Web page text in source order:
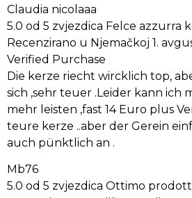
Claudia nicolaaa
5.0 od 5 zvjezdica Felce azzurra
Recenzirano u Njemačkoj 1.
Verified Purchase
Die kerze riecht wircklich top,
sich ,sehr teuer .Leider kann ich
mehr leisten ,fast 14 Euro plus
teure kerze ..aber der Gerein
auch pünktlich an .
Mb76
5.0 od 5 zvjezdica Ottimo